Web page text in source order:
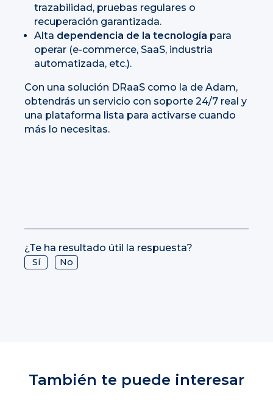
trazabilidad, pruebas regulares o
recuperación garantizada.
Alta dependencia de la tecnología para
operar (e-commerce, SaaS, industria
automatizada, etc.).
Con una solución DRaaS como la de Adam,
obtendrás un servicio con soporte 24/7 real y
una plataforma lista para activarse cuando
más lo necesitas.
¿Te ha resultado útil la respuesta?
Sí No
También te puede interesar